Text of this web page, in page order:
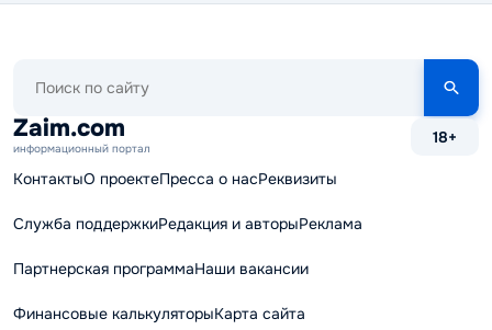
сайту
Zaim.com
информационный портал
18+
КонтактыО проектеПресса о насРеквизиты
Служба поддержкиРедакция и авторыРеклама
Партнерская программаНаши вакансии
Финансовые калькуляторыКарта сайта